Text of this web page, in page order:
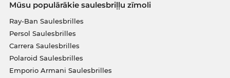
Mūsu populārākie saulesbriļļu zīmoli
Ray-Ban Saulesbrilles
Persol Saulesbrilles
Carrera Saulesbrilles
Polaroid Saulesbrilles
Emporio Armani Saulesbrilles